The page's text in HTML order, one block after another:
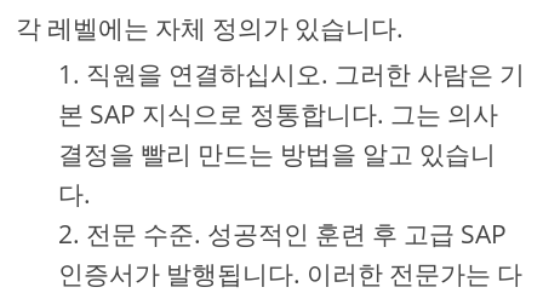
각 레벨에는 자체 정의가 있습니다.
직원을 연결하십시오. 그러한 사람은 기
본 SAP 지식으로 정통합니다. 그는 의사
결정을 빨리 만드는 방법을 알고 있습니
다.
전문 수준. 성공적인 훈련 후 고급 SAP
인증서가 발행됩니다. 이러한 전문가는 다